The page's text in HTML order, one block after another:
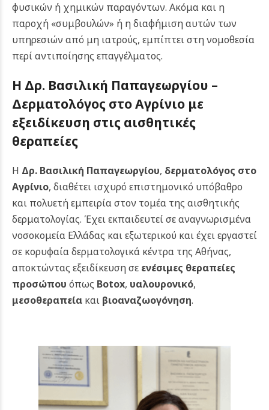
φυσικών ή χημικών παραγόντων. Ακόμα και η
παροχή «συμβουλών» ή η διαφήμιση αυτών των
υπηρεσιών από μη ιατρούς, εμπίπτει στη νομοθεσία
περί αντιποίησης επαγγέλματος.
Η Δρ. Βασιλική Παπαγεωργίου –
Δερματολόγος στο Αγρίνιο με
εξειδίκευση στις αισθητικές
θεραπείες
Η Δρ. Βασιλική Παπαγεωργίου, δερματολόγος στο
Αγρίνιο, διαθέτει ισχυρό επιστημονικό υπόβαθρο
και πολυετή εμπειρία στον τομέα της αισθητικής
δερματολογίας. Έχει εκπαιδευτεί σε αναγνωρισμένα
νοσοκομεία Ελλάδας και εξωτερικού και έχει εργαστεί
σε κορυφαία δερματολογικά κέντρα της Αθήνας,
αποκτώντας εξειδίκευση σε ενέσιμες θεραπείες
προσώπου όπως Botox, υαλουρονικό,
μεσοθεραπεία και βιοαναζωογόνηση.